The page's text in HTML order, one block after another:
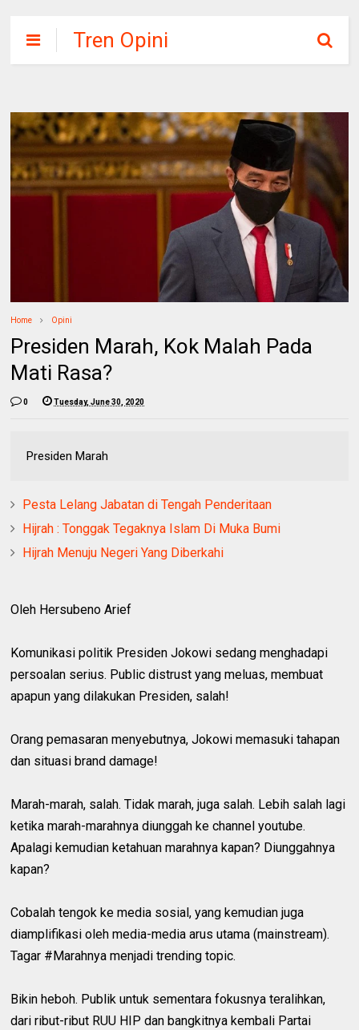
Tren Opini
Home Opini
Presiden Marah, Kok Malah Pada
Mati Rasa?
0 Tuesday, June 30, 2020
Presiden Marah
Pesta Lelang Jabatan di Tengah Penderitaan
Hijrah : Tonggak Tegaknya Islam Di Muka Bumi
Hijrah Menuju Negeri Yang Diberkahi
Oleh Hersubeno Arief
Komunikasi politik Presiden Jokowi sedang menghadapi
persoalan serius. Public distrust yang meluas, membuat
apapun yang dilakukan Presiden, salah!
Orang pemasaran menyebutnya, Jokowi memasuki tahapan
dan situasi brand damage!
Marah-marah, salah. Tidak marah, juga salah. Lebih salah lagi
ketika marah-marahnya diunggah ke channel youtube.
Apalagi kemudian ketahuan marahnya kapan? Diunggahnya
kapan?
Cobalah tengok ke media sosial, yang kemudian juga
diamplifikasi oleh media-media arus utama (mainstream).
Tagar #Marahnya menjadi trending topic.
Bikin heboh. Publik untuk sementara fokusnya teralihkan,
dari ribut-ribut RUU HIP dan bangkitnya kembali Partai